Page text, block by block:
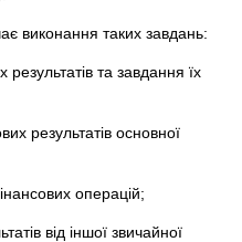
виконання таких завдань:
та завдання їх
результатів основної
операцій;
від іншої звичайної